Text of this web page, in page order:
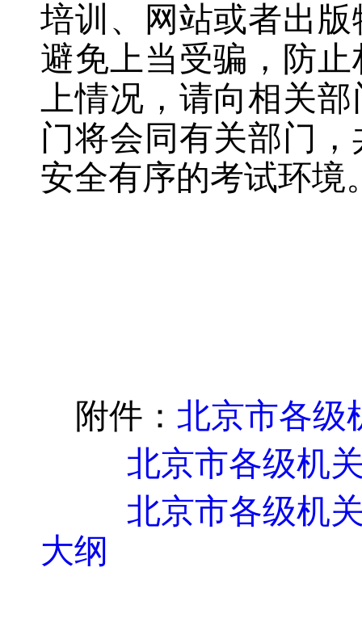
培训、网站或者出
避免上当受骗，防
上情况，请向相关
门将会同有关部门
安全有序的考试环境
附件： 北京市各级
北京市各级机
北京市各级机
大纲